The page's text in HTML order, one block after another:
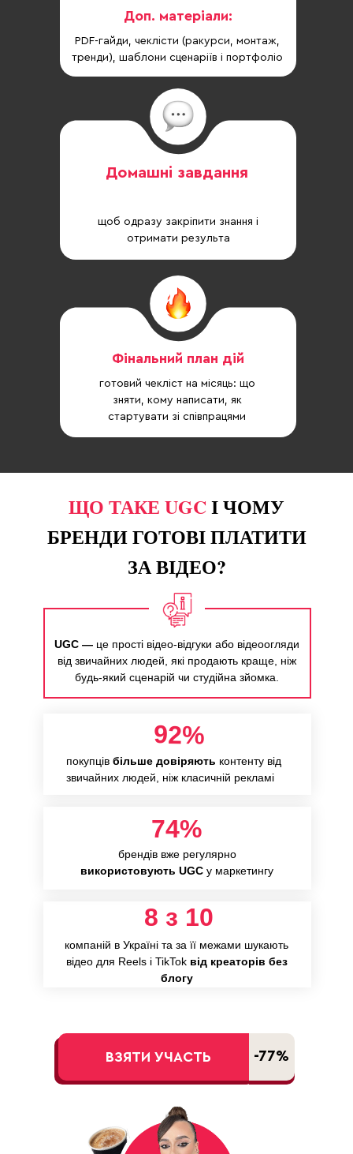
PDF-гайди, чеклісти (ракурси, монтаж,
тренди), шаблони сценаріїв і портфоліо
Доп. матеріали:
щоб одразу закріпити знання і
отримати результа
Домашні завдання
готовий чекліст на місяць: що
зняти, кому написати, як
стартувати зі співпрацями
Фінальний план дій
ЩО ТАКЕ UGCІ ЧОМУ
БРЕНДИ ГОТОВІ ПЛАТИТИ
ЗА ВІДЕО?
компаній в Україні та за її межами шукають
відео для Reels і TikTok від креаторів без
блогу
8 з 10
брендів вже регулярно
використовують UGC у маркетингу
покупців більше довіряють контенту від
звичайних людей, ніж класичній рекламі
92%
74%
UGC — це прості відео-відгуки або відеоогляди
від звичайних людей, які продають краще, ніж
будь-який сценарій чи студійна зйомка.
ВЗЯТИ УЧАСТЬ -77%